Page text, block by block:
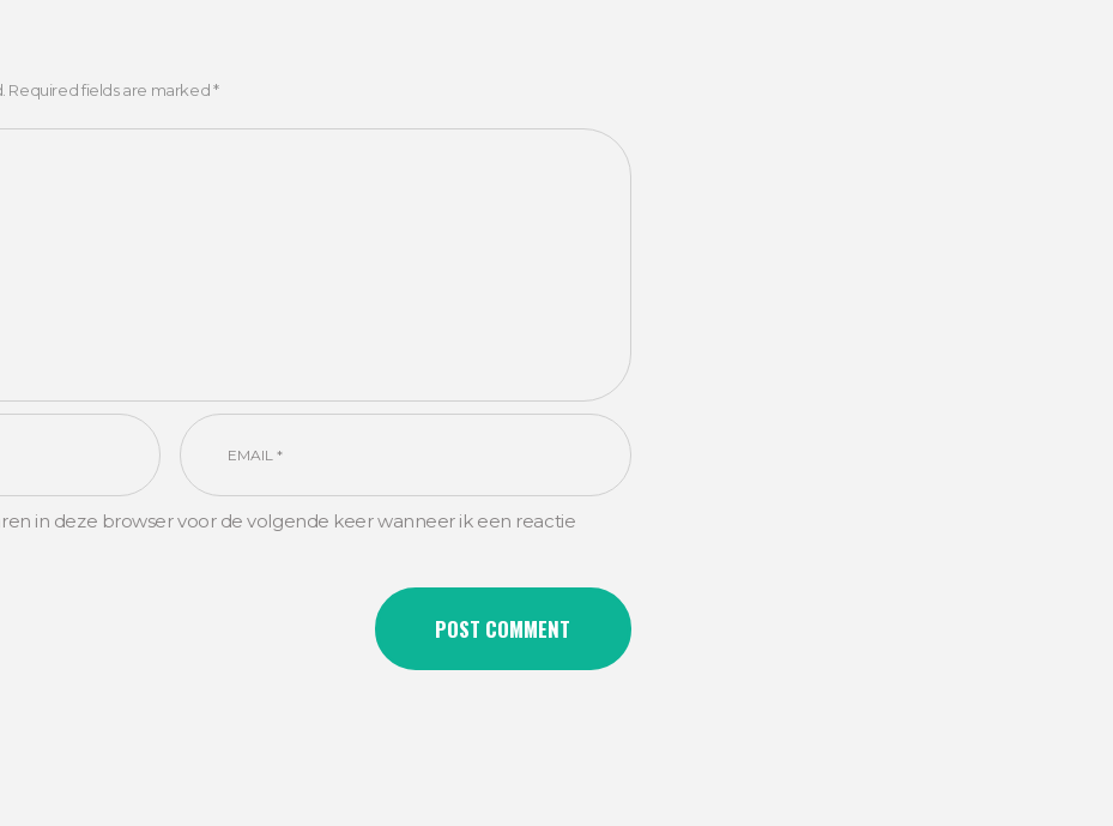
Required fields are marked *
in deze browser voor de volgende keer wanneer ik een reactie